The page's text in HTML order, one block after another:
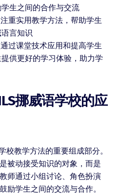
生之间的合作与交流
重实用教学方法，帮助学生
言知识
过课堂技术应用和提高学生
供更好的学习体验，助力学
挪威语学校的应
校教学方法的重要组成部分。
被动接受知识的对象，而是
师通过小组讨论、角色扮演
励学生之间的交流与合作。